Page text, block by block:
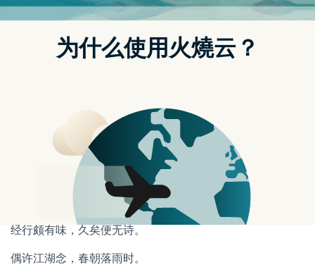
老来穷岁月，白首剩曾经。
雪英评：白首似曾经。似乎是还有没说完的话吧。
斜阳秋意重，暮色数云轻。
雪英评：美人在时花满堂，美人去後留空牀。始见寒花斜
经行颇有味，久矣便无诗。
偶许江湖念，春朝落雨时。